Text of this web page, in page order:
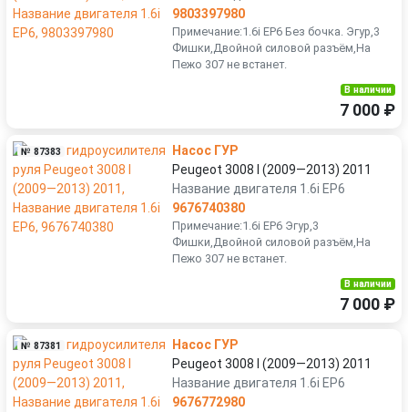
9803397980
Примечание:1.6i EP6 Без бочка. Эгур,3
Фишки,Двойной силовой разъём,На
Пежо 307 не встанет.
В наличии
7 000 ₽
№ 87383
Насос ГУР
Peugeot 3008 I (2009—2013) 2011
Название двигателя 1.6i EP6
9676740380
Примечание:1.6i EP6 Эгур,3
Фишки,Двойной силовой разъём,На
Пежо 307 не встанет.
В наличии
7 000 ₽
№ 87381
Насос ГУР
Peugeot 3008 I (2009—2013) 2011
Название двигателя 1.6i EP6
9676772980